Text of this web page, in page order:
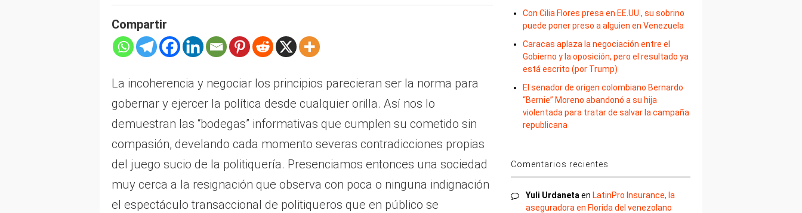
Compartir
La incoherencia y negociar los principios parecieran ser la norma para
gobernar y ejercer la política desde cualquier orilla. Así nos lo
demuestran las “bodegas” informativas que cumplen su cometido sin
compasión, develando cada momento severas contradicciones propias
del juego sucio de la politiquería. Presenciamos entonces una sociedad
muy cerca a la resignación que observa con poca o ninguna indignación
el espectáculo transaccional de politiqueros que en público se
Con Cilia Flores presa en EE.UU., su sobrino
puede poner preso a alguien en Venezuela
Caracas aplaza la negociación entre el
Gobierno y la oposición, pero el resultado ya
está escrito (por Trump)
El senador de origen colombiano Bernardo
“Bernie” Moreno abandonó a su hija
violentada para tratar de salvar la campaña
republicana
Comentarios recientes
Yuli Urdaneta en LatinPro Insurance, la
aseguradora en Florida del venezolano